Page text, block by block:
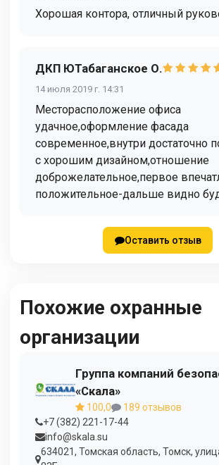
Хорошая контора, отличный
ДКП ЮТабаганское О.
14 июля 2019 г. 14:31
Месторасположение офиса
удачное,оформление фасада
современное,внутри достаточно
с хорошим дизайном,отношение
доброжелательное,первое
положительное-дальше видно
Оставить отзыв
Похожие охранные
организации
Группа компаний
«Скала»
100,0
189 отзывов
+7 (382) 221-17-44
info@skala.su
634021, Томская область, Томск,